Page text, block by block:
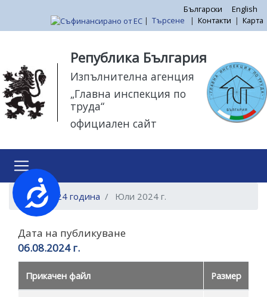
Достъпност
внимание:
Този
уебсайт
разполага
достъпност.
към
съдържание
Български
English
| Търсене | Контакти | Карта
Република България
Изпълнителна агенция
„Главна инспекция по
труда“
официален сайт
За 2024 година Юли 2024 г.
Дата на публикуване
06.08.2024 г.
Прикачен файл Размер